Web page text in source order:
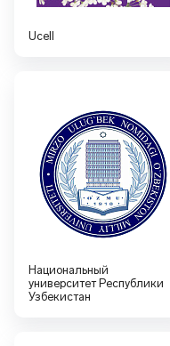
Ucell
Национальный
университет Республики
Узбекистан